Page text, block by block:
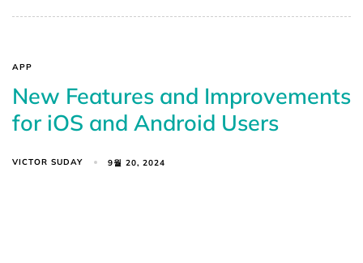
APP
New Features and Improvements
for iOS and Android Users
VICTOR SUDAY 9월 20, 2024